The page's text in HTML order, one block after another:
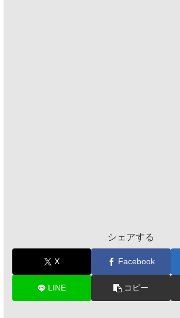
シェアする
X Facebook
LINE コピー